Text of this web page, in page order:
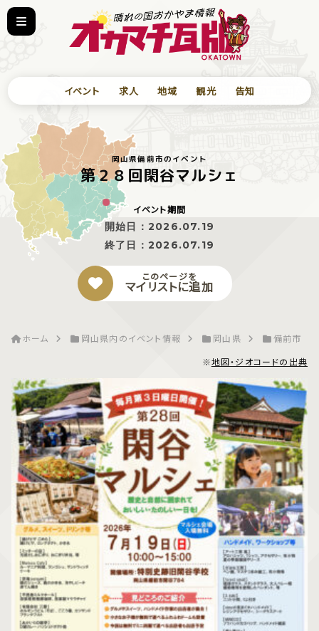
イベント 求人 地域 観光 告知
岡山県備前市のイベント
第２８回閑谷マルシェ
イベント期間
開始日： 2026.07.19
終了日： 2026.07.19
このページを
マイリストに追加
ホーム 岡山県内のイベント情報 岡山県
備前市
※地図・ジオコードの出典